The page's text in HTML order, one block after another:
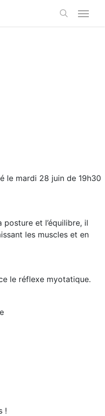
le mardi 28 juin de 19h30
posture et l’équilibre, il
les muscles et en
le réflexe myotatique.
!